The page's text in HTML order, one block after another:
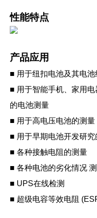
性能特点
产品应用
■ 用于纽扣电池及其电
■ 用于智能手机、家用
的电池测量
■ 用于高电压电池的测量
■ 用于早期电池开发研究
■ 各种接触电阻的测量
■ 各种电池的劣化情况
■ UPS在线检测
■ 超级电容等效电阻